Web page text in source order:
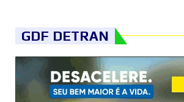
GDF DETRAN